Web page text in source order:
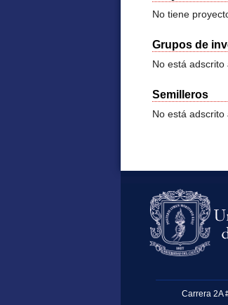
No tiene
Grupos de
No está
Semilleros
No está adscrito
Carrera 2A